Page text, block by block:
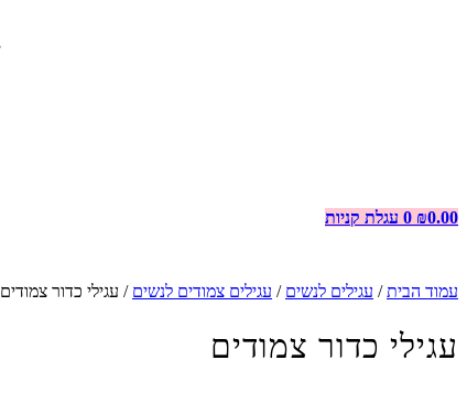
₪0.00
0 עגלת קניות
עמוד הבית/ עגילים לנשים / עגילים צמודים לנשים / עגילי כדור צמודים
עגילי כדור צמודים